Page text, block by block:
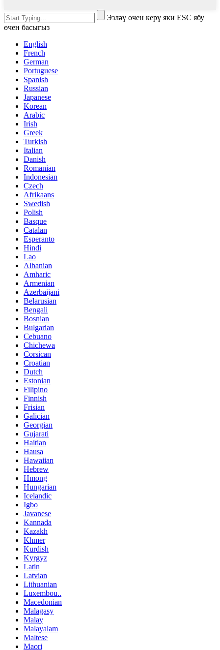
Эзләү өчен керү яки ESC ябу
өчен басыгыз
English
French
German
Portuguese
Spanish
Russian
Japanese
Korean
Arabic
Irish
Greek
Turkish
Italian
Danish
Romanian
Indonesian
Czech
Afrikaans
Swedish
Polish
Basque
Catalan
Esperanto
Hindi
Lao
Albanian
Amharic
Armenian
Azerbaijani
Belarusian
Bengali
Bosnian
Bulgarian
Cebuano
Chichewa
Corsican
Croatian
Dutch
Estonian
Filipino
Finnish
Frisian
Galician
Georgian
Gujarati
Haitian
Hausa
Hawaiian
Hebrew
Hmong
Hungarian
Icelandic
Igbo
Javanese
Kannada
Kazakh
Khmer
Kurdish
Kyrgyz
Latin
Latvian
Lithuanian
Luxembou..
Macedonian
Malagasy
Malay
Malayalam
Maltese
Maori